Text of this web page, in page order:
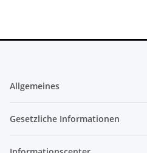
Allgemeines
Gesetzliche Informationen